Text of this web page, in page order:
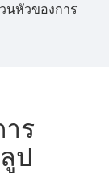
นหัวของการ
ร
ป